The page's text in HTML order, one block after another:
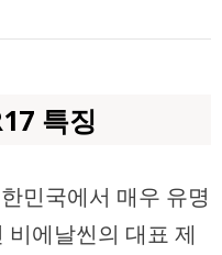
특징
민국에서 매우 유명
에날씬의 대표 제